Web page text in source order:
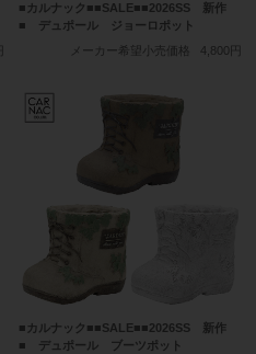
■カルナック■■SALE■■2026SS 新作
■ デュポール ジョーロポット
メーカー希望小売価格
4,800円
■カルナック■■SALE■■2026SS 新作
■ デュポール ブーツポット